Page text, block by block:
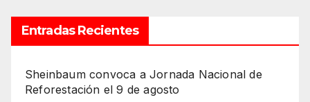
entradas
Entradas Recientes
Sheinbaum convoca a Jornada Nacional de
Reforestación el 9 de agosto